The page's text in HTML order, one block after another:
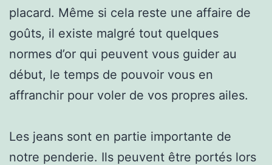
placard. Même si cela reste une affaire de
goûts, il existe malgré tout quelques
normes d’or qui peuvent vous guider au
début, le temps de pouvoir vous en
affranchir pour voler de vos propres ailes.
Les jeans sont en partie importante de
notre penderie. Ils peuvent être portés lors